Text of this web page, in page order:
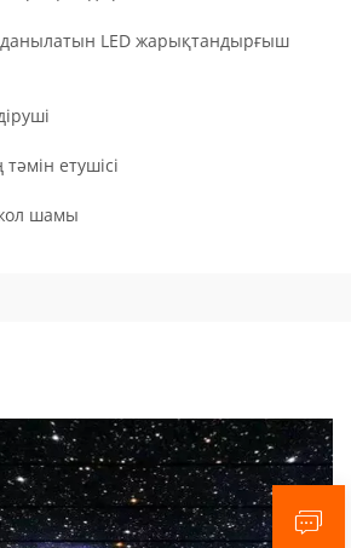
LED жарықтандырғыш
етушісі
шамы